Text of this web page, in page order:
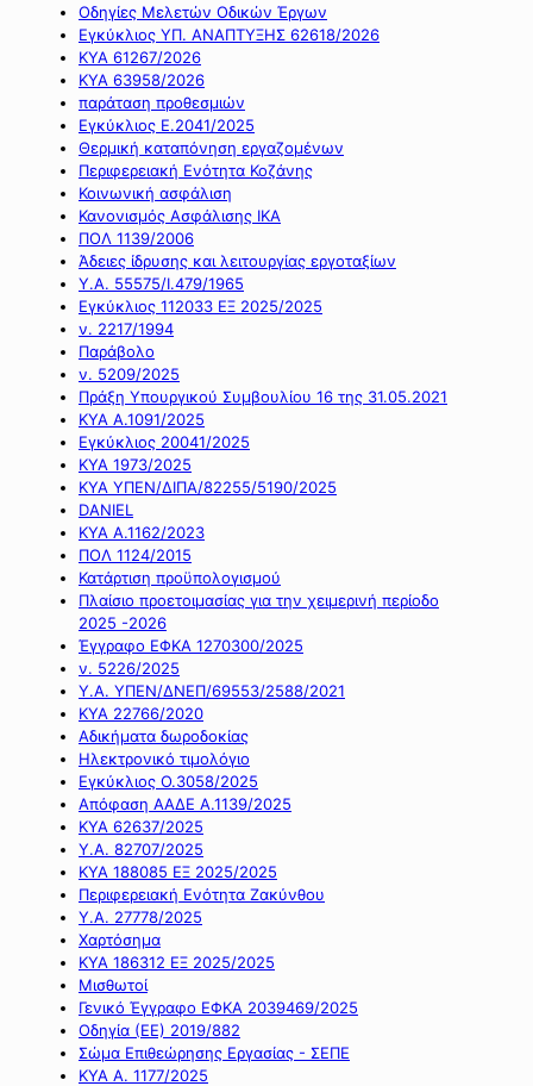
Οδηγίες Μελετών Οδικών Έργων
Εγκύκλιος ΥΠ. ΑΝΑΠΤΥΞΗΣ 62618/2026
ΚΥΑ 61267/2026
ΚΥΑ 63958/2026
παράταση προθεσμιών
Εγκύκλιος Ε.2041/2025
Θερμική καταπόνηση εργαζομένων
Περιφερειακή Ενότητα Κοζάνης
Κοινωνική ασφάλιση
Κανονισμός Ασφάλισης ΙΚΑ
ΠΟΛ 1139/2006
Άδειες ίδρυσης και λειτουργίας εργοταξίων
Υ.Α. 55575/Ι.479/1965
Εγκύκλιος 112033 ΕΞ 2025/2025
ν. 2217/1994
Παράβολο
ν. 5209/2025
Πράξη Υπουργικού Συμβουλίου 16 της 31.05.2021
ΚΥΑ Α.1091/2025
Εγκύκλιος 20041/2025
ΚΥΑ 1973/2025
ΚΥΑ ΥΠΕΝ/ΔΙΠΑ/82255/5190/2025
DANIEL
ΚΥΑ Α.1162/2023
ΠΟΛ 1124/2015
Κατάρτιση προϋπολογισμού
Πλαίσιο προετοιμασίας για την χειμερινή περίοδο
2025 -2026
Έγγραφο ΕΦΚΑ 1270300/2025
ν. 5226/2025
Υ.Α. ΥΠΕΝ/ΔΝΕΠ/69553/2588/2021
ΚΥΑ 22766/2020
Αδικήματα δωροδοκίας
Ηλεκτρονικό τιμολόγιο
Εγκύκλιος Ο.3058/2025
Απόφαση ΑΑΔΕ Α.1139/2025
ΚΥΑ 62637/2025
Υ.Α. 82707/2025
ΚΥΑ 188085 ΕΞ 2025/2025
Περιφερειακή Ενότητα Ζακύνθου
Υ.Α. 27778/2025
Χαρτόσημα
ΚΥΑ 186312 ΕΞ 2025/2025
Μισθωτοί
Γενικό Έγγραφο ΕΦΚΑ 2039469/2025
Οδηγία (ΕΕ) 2019/882
Σώμα Επιθεώρησης Εργασίας - ΣΕΠΕ
ΚΥΑ Α. 1177/2025